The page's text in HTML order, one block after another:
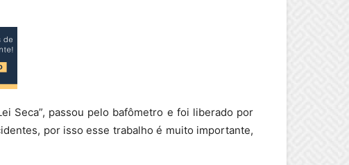
Seca”, passou pelo bafômetro e foi liberado por
por isso esse trabalho é muito importante,